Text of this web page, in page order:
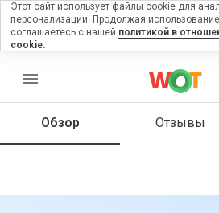
menu
Обзор Отзывы
на
оценили
Этот сайт использует файлы cookie для
персонализации. Продолжая
соглашаетесь с нашей политикой в
cookie.